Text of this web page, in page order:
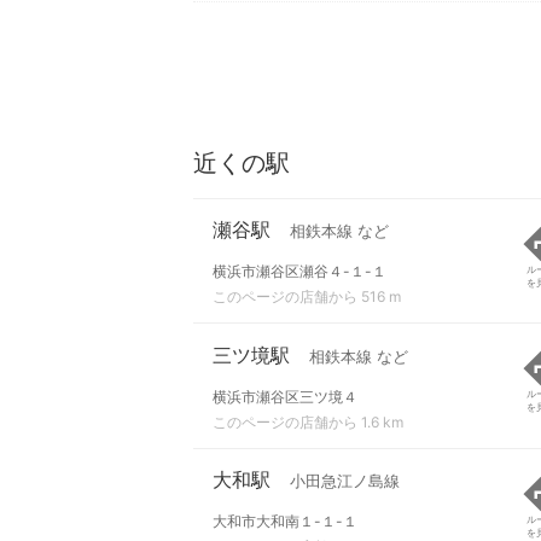
近くの駅
瀬谷駅 相鉄本線 など
横浜市瀬谷区瀬谷４-１-１
このページの店舗から 516 m
ル
を
三ツ境駅 相鉄本線 など
横浜市瀬谷区三ツ境４
このページの店舗から 1.6 km
ル
を
大和駅 小田急江ノ島線
大和市大和南１-１-１
ル
を